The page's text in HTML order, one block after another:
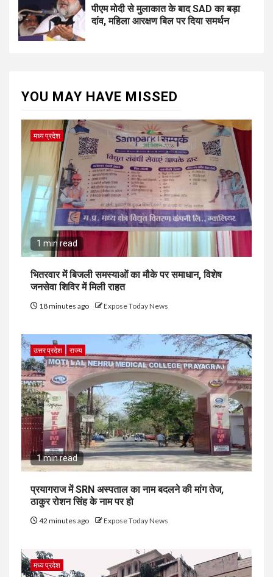
पीएम मोदी से मुलाकात के बाद SAD का बड़ा
दांव, महिला आरक्षण बिल पर दिया समर्थन
YOU MAY HAVE MISSED
मध्य प्रदेश
1 min read
भितरवार में बिजली समस्याओं का मौके पर समाधान, विशेष
जनसेवा शिविर में मिली राहत
18 minutes ago Expose Today News
उत्तर प्रदेश राज्य
1 min read
प्रयागराज में SRN अस्पताल का नाम बदलने की मांग तेज,
ठाकुर रोशन सिंह के नाम पर हो
42 minutes ago Expose Today News
मध्य प्रदेश